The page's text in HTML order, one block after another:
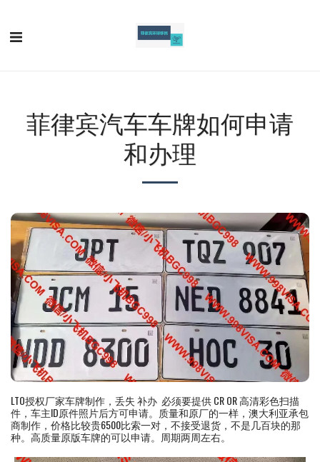
菲律宾汽车车牌如何申请
和办理
LTO授权厂家车牌制作，丢失 补办 必须要提供 CR OR 高清彩色扫描
件，车主ID原件照片后方可申请。质量和原厂的一样，澳大利亚承包
商制作，价格比较贵6500比索一对，不接受退货，不是几百块的那
种。高质量原版车牌的可以申请。周期两周左右。